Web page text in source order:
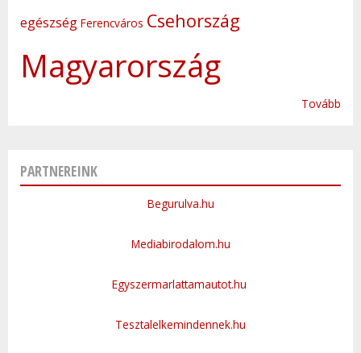
egészség Ferencváros Csehország
Magyarország
Tovább
PARTNEREINK
Begurulva.hu
Mediabirodalom.hu
Egyszermarlattamautot.hu
Tesztalelkemindennek.hu